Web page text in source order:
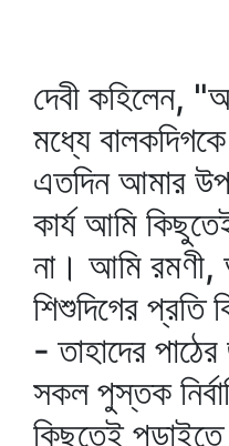
দেবী কহিলেন,
মধ্যে বালকদিগকে
এতদিন আমার
কার্য আমি
না। আমি রমণী,
শিশুদিগের প্রতি
- তাহাদের
সকল পুস্তক
কিছুতেই